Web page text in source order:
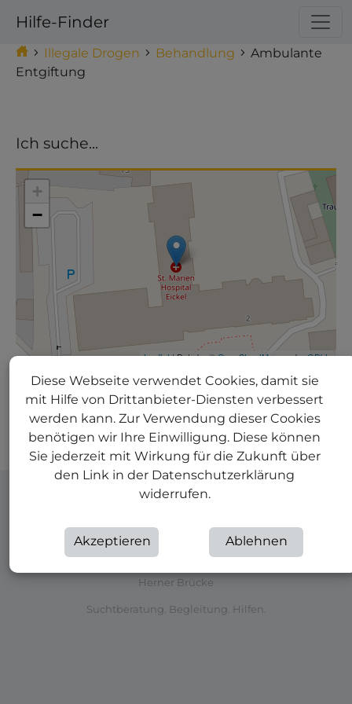
Diese Webseite verwendet Cookies, damit sie
mit Hilfe von Drittanbieter-Diensten verbessert
werden kann. Zur Verwendung dieser Cookies
benötigen wir Ihre Einwilligung. Diese können
Sie jederzeit mit Wirkung für die Zukunft über
den Link in der Datenschutzerklärung
widerrufen.
Akzeptieren Ablehnen
Hilfe-Finder
Illegale Drogen Behandlung
Ambulante
Entgiftung
Ich suche...
St. Marien Hospital Eickel
Marienstraße 2, 44651 Herne
Make this Notebook Trusted to load map: File ->
Trust Notebook
Lotsin/Lotse
Herner Brücke
Suchtberatung. Begleitung. Hilfen.